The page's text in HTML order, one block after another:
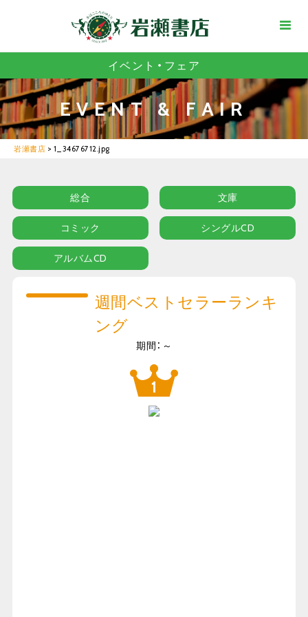
イベント・フェア
EVENT & FAIR
岩瀬書店 > 1_34676712.jpg
総合 文庫
コミック シングルCD
アルバムCD
週間ベストセラーランキ
ング
期間：～